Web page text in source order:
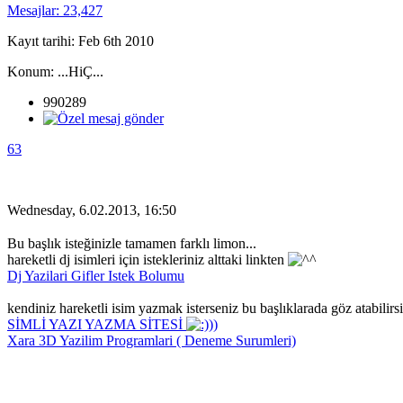
Mesajlar: 23,427
Kayıt tarihi: Feb 6th 2010
Konum: ...HiÇ...
990289
63
Wednesday, 6.02.2013, 16:50
Bu başlık isteğinizle tamamen farklı limon...
hareketli dj isimleri için istekleriniz alttaki linkten
Dj Yazilari Gifler Istek Bolumu
kendiniz hareketli isim yazmak isterseniz bu başlıklarada göz
SİMLİ YAZI YAZMA SİTESİ
))
Xara 3D Yazilim Programlari ( Deneme Surumleri)